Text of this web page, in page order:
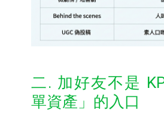
二. 加好友不是
單資產」的入口